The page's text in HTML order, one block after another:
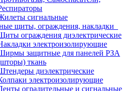
сигнальные
щиты, ограждения, накладки
ограждения диэлектрические
электроизолирующие
защитные для панелей РЗА
ткань
диэлектрические
электроизолирующие
оградительные и сигнальные